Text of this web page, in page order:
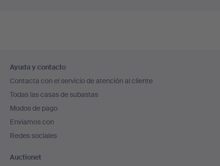
en
el
pie
de
página
Ayuda y contacto
Contacta con el servicio de atención al cliente
Todas las casas de subastas
Modos de pago
Enviamos con
Redes sociales
Auctionet